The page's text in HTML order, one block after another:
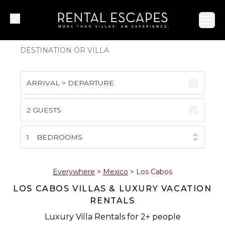
ARRIVAL > DEPARTURE
S M T W T F S
1
2 3 4 5 6 7 8
9 10 11 12 13 14 15
16 17 18 19 20 21 22
2 GUESTS
1 BEDROOMS
Everywhere > Mexico > Los Cabos
LOS CABOS VILLAS & LUXURY VACATION
RENTALS
Luxury Villa Rentals for 2+ people